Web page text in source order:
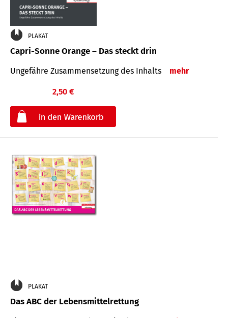
PLAKAT
Capri-Sonne Orange – Das steckt drin
Ungefähre Zu­sammen­setzung des Inhalts mehr
2,50 €
PLAKAT
Das ABC der Lebensmittelrettung